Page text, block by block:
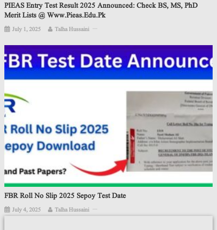
PIEAS Entry Test Result 2025 Announced: Check BS, MS, PhD
Merit Lists @ Www.pieas.edu.pk
July 1, 2025 Talha Hussaini
FBR Roll No Slip 2025 Sepoy Test Date
July 4, 2025 Talha Hussaini